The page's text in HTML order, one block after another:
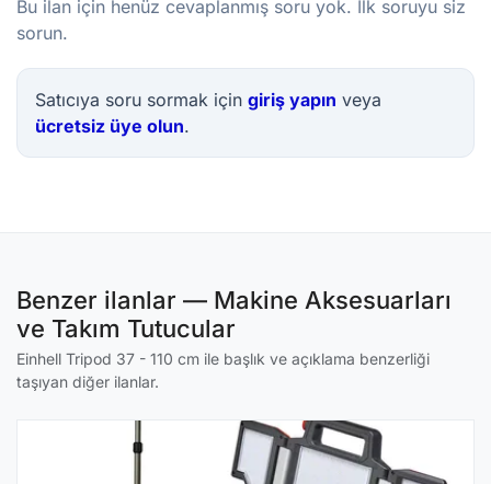
Bu ilan için henüz cevaplanmış soru yok. İlk soruyu siz
sorun.
Satıcıya soru sormak için giriş yapın veya
ücretsiz üye olun.
Benzer ilanlar — Makine Aksesuarları
ve Takım Tutucular
Einhell Tripod 37 - 110 cm ile başlık ve açıklama benzerliği
taşıyan diğer ilanlar.